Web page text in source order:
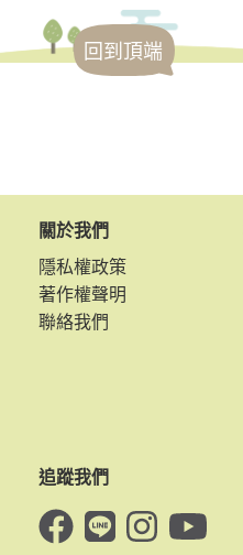
回到頂端
關於我們
隱私權政策
著作權聲明
聯絡我們
追蹤我們